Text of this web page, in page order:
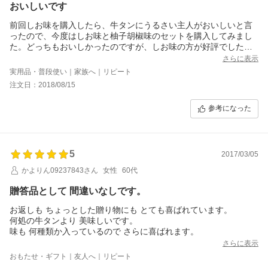
おいしいです
前回しお味を購入したら、牛タンにうるさい主人がおいしいと言
ったので、今度はしお味と柚子胡椒味のセットを購入してみまし
た。どっちもおいしかったのですが、しお味の方が好評でした。
さらに表示
実用品・普段使い｜家族へ｜リピート
注文日：2018/08/15
参考になった
5
2017/03/05
かよりん09237843さん
女性 60代
贈答品として 間違いなしです。
お返しも ちょっとした贈り物にも とても喜ばれています。
何処の牛タンより 美味しいです。
味も 何種類か入っているので さらに喜ばれます。
さらに表示
おもたせ・ギフト｜友人へ｜リピート